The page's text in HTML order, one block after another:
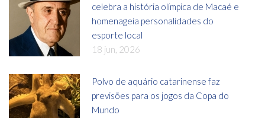
celebra a história olímpica de Macaé e
homenageia personalidades do
esporte local
18 jun, 2026
Polvo de aquário catarinense faz
previsões para os jogos da Copa do
Mundo